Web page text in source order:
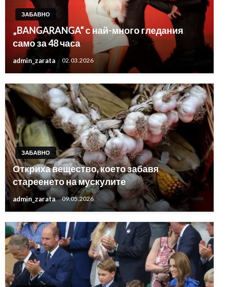
ЗАБАВНО
„BANGARANGA“ с най-много гледания
само за 48 часа
admin_zarata 02.03.2026
ЗАБАВНО
Откриха вещество, което забавя
стареенето на мускулите
admin_zarata 09.05.2026